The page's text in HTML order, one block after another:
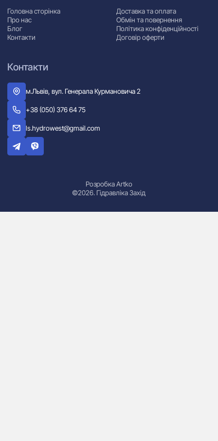
Головна сторінка
Про нас
Блог
Контакти
Доставка та оплата
Обмін та повернення
Політика конфіденційності
Договір оферти
Контакти
м.Львів, вул. Генерала Курмановича 2
+38 (050) 376 64 75
ls.hydrowest@gmail.com
©2026. Гідравліка Захід
Розробка Artko